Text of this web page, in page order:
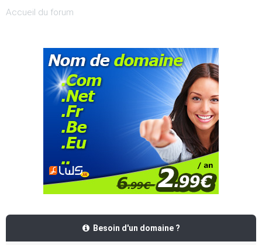
Accueil du forum
Besoin d'un domaine ?